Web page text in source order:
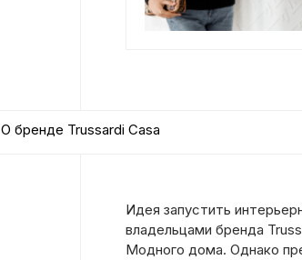
О бренде Trussardi Casa
Идея запустить
владельцами бренда
Модного дома. Однако